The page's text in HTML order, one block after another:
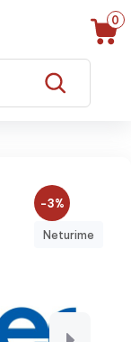
0
−3%
Neturime